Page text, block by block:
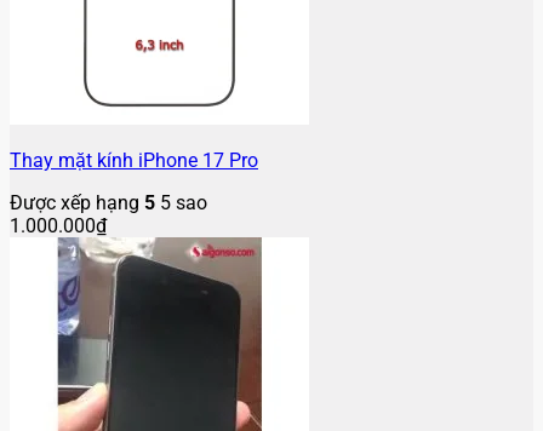
Thay mặt kính iPhone 17 Pro
Được xếp hạng 5 5 sao
1.000.000₫